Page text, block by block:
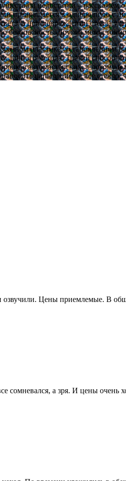
и недостатки –
превращается в однородную
а при повреждении стекла
безопасность. Другой метод
пластике, установленном
данного метода. Третий способ
а автомастерских, а потомуи
напыление на все
озвучили. Цены приемлемые. В
сомневался, а зря. И цены очень